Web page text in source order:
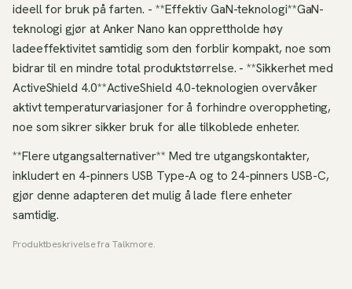
ideell for bruk på farten. - **Effektiv GaN-teknologi**GaN-
teknologi gjør at Anker Nano kan opprettholde høy
ladeeffektivitet samtidig som den forblir kompakt, noe som
bidrar til en mindre total produktstørrelse. - **Sikkerhet med
ActiveShield 4.0**ActiveShield 4.0-teknologien overvåker
aktivt temperaturvariasjoner for å forhindre overoppheting,
noe som sikrer sikker bruk for alle tilkoblede enheter.
**Flere utgangsalternativer** Med tre utgangskontakter,
inkludert en 4-pinners USB Type-A og to 24-pinners USB-C,
gjør denne adapteren det mulig å lade flere enheter
samtidig.
Produktbeskrivelse fraTalkmore.